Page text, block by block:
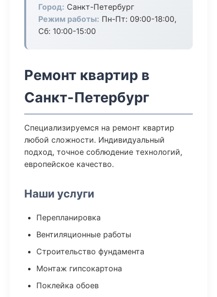
Город: Санкт-Петербург
Режим работы: Пн-Пт: 09:00-18:00,
Сб: 10:00-15:00
Ремонт квартир в
Санкт-Петербург
Специализируемся на ремонт квартир
любой сложности. Индивидуальный
подход, точное соблюдение технологий,
европейское качество.
Наши услуги
Перепланировка
Вентиляционные работы
Строительство фундамента
Монтаж гипсокартона
Поклейка обоев